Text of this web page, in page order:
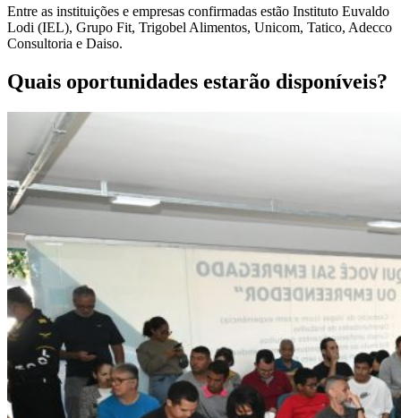
Entre as instituições e empresas confirmadas estão Instituto Euvaldo
Lodi (IEL), Grupo Fit, Trigobel Alimentos, Unicom, Tatico, Adecco
Consultoria e Daiso.
Quais oportunidades estarão disponíveis?